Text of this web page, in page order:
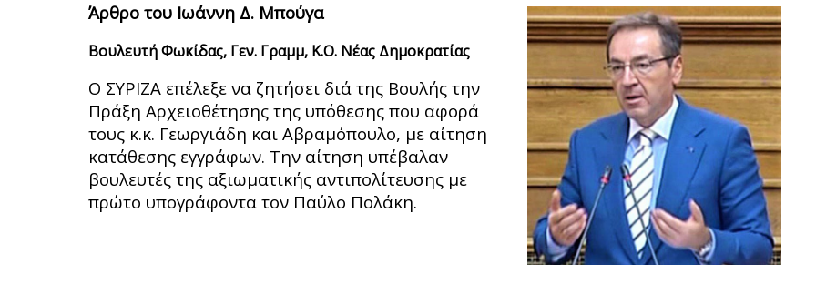
Άρθρο του Ιωάννη Δ. Μπούγα
Βουλευτή Φωκίδας, Γεν. Γραμμ, Κ.Ο. Νέας Δημοκρατίας
Ο ΣΥΡΙΖΑ επέλεξε να ζητήσει διά της Βουλής την
Πράξη Αρχειοθέτησης της υπόθεσης που αφορά
τους κ.κ. Γεωργιάδη και Αβραμόπουλο, με αίτηση
κατάθεσης εγγράφων. Την αίτηση υπέβαλαν
βουλευτές της αξιωματικής αντιπολίτευσης με
πρώτο υπογράφοντα τον Παύλο Πολάκη.